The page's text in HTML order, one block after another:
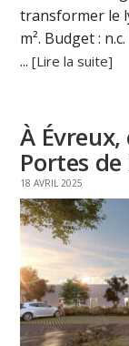
transformer le
m². Budget :
...[Lire la suite]
À
Portes de
18 AVRIL 2025